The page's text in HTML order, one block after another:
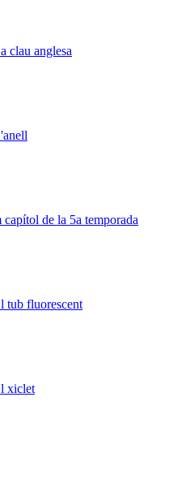
clau anglesa
de la 5a temporada
tub fluorescent
xiclet